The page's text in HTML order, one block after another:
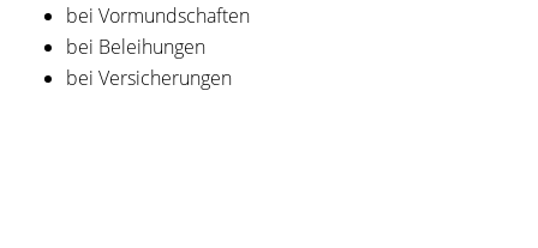
bei Vormundschaften
bei Beleihungen
bei Versicherungen